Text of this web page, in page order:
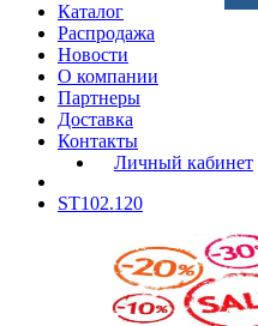
Каталог
Распродажа
Новости
О компании
Партнеры
Доставка
Контакты
Личный кабинет
ST102.120